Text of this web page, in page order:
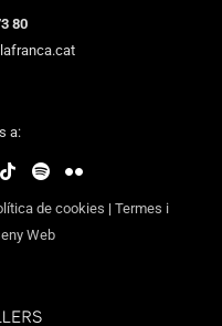
80
a:
de cookies | Termes i
Web